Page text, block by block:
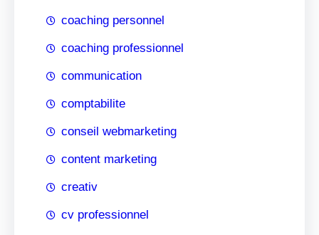
coaching personnel
coaching professionnel
communication
comptabilite
conseil webmarketing
content marketing
creativ
cv professionnel